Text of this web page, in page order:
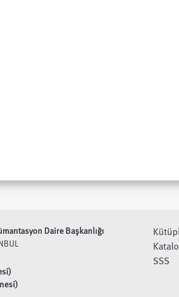
Daire Başkanlığı
SSS